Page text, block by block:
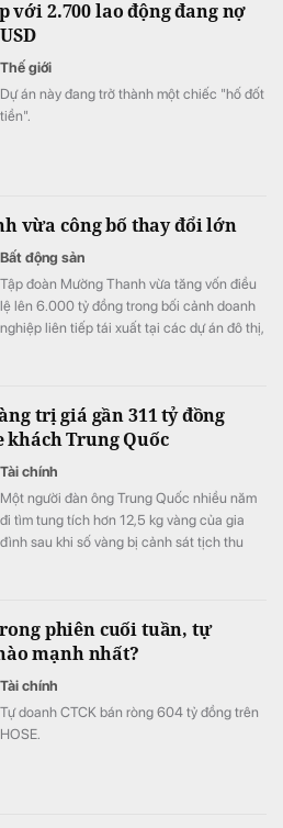
với 2.700 lao động đang nợ
Thế giới
Dự án này đang trở thành một chiếc "hố đốt
tiền".
vừa công bố thay đổi lớn
Bất động sản
Tập đoàn Mường Thanh vừa tăng vốn điều
lệ lên 6.000 tỷ đồng trong bối cảnh doanh
nghiệp liên tiếp tái xuất tại các dự án đô thị,
trị giá gần 311 tỷ đồng
khách Trung Quốc
Tài chính
Một người đàn ông Trung Quốc nhiều năm
đi tìm tung tích hơn 12,5 kg vàng của gia
đình sau khi số vàng bị cảnh sát tịch thu
phiên cuối tuần, tự
mạnh nhất?
Tài chính
Tự doanh CTCK bán ròng 604 tỷ đồng trên
HOSE.